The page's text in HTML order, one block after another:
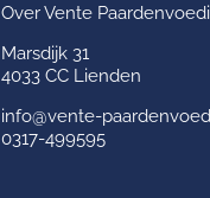
Over Vente
Marsdijk 31
4033 CC Lienden
info@vente-
0317-499595